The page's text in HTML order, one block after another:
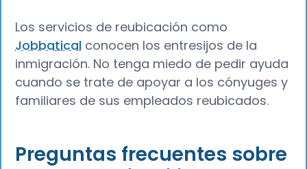
Los servicios de reubicación como
Jobbatical conocen los entresijos de la
inmigración. No tenga miedo de pedir ayuda
cuando se trate de apoyar a los cónyuges y
familiares de sus empleados reubicados.
Preguntas frecuentes sobre